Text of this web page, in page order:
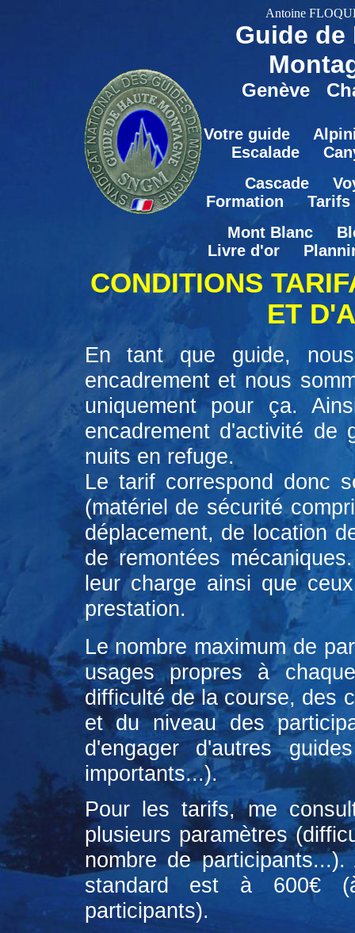
Antoine
Guide de
Genève
Votre guide
Escalade
Cascade
Formation
Tarifs
Mont Blanc
Livre d'or
CONDITIONS
ET
En tant que guide,
encadrement et nous
uniquement pour ça.
encadrement d'activité de
nuits en refuge.
Le tarif correspond donc
(matériel de sécurité
déplacement, de location
de remontées
leur charge ainsi que
prestation.
Le nombre maximum de
usages propres à
difficulté de la course, des
et du niveau des
d'engager d'autres
importants...).
Pour les tarifs, me
plusieurs paramètres
nombre de
standard est à 600€
participants).